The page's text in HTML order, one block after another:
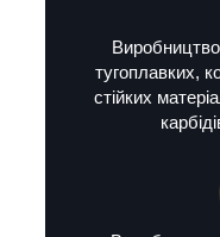
тугоплавких,
стійких